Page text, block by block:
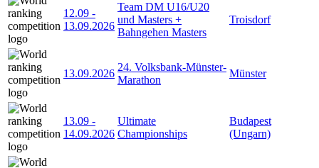
12.09 -
13.09.2026
Team DM U16/U20
und Masters +
Bahngehen Masters
Troisdorf
13.09.2026
24. Volksbank-Münster-
Marathon
Münster
13.09 -
14.09.2026
Ultimate
Championships
Budapest
(Ungarn)